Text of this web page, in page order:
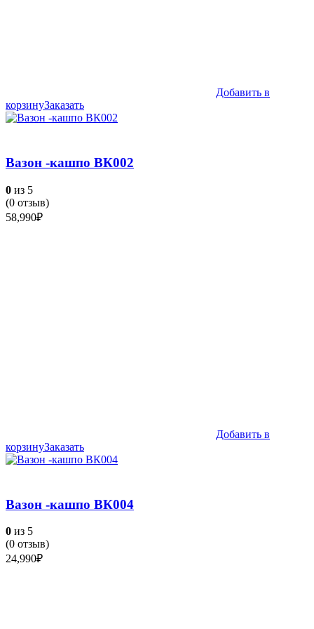
Добавить в
корзинуЗаказать
Вазон -кашпо ВК002
0 из 5
(0 отзыв)
58,990₽
Добавить в
корзинуЗаказать
Вазон -кашпо ВК004
0 из 5
(0 отзыв)
24,990₽